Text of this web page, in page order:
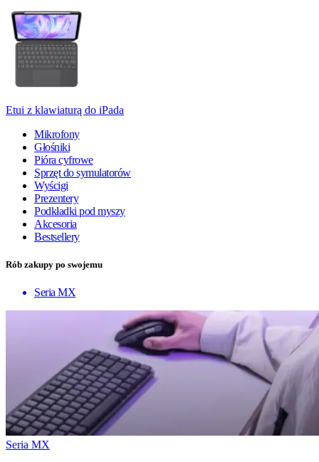
Etui z klawiaturą do iPada
Mikrofony
Głośniki
Pióra cyfrowe
Sprzęt do symulatorów
Wyścigi
Prezentery
Podkładki pod myszy
Akcesoria
Bestsellery
Rób zakupy po swojemu
Seria MX
Seria MX